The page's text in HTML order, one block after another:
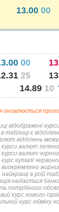
13.00 00
00
25
14.89 10
оновлюється
відображені
таблиці є
відділень
валют
валют чорного
купівлі
найкращі в усій
надається
потрібного
курс нового
курс обміну